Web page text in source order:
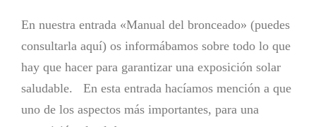
En nuestra entrada «Manual del bronceado» (puedes
consultarla aquí) os informábamos sobre todo lo que
hay que hacer para garantizar una exposición solar
saludable. En esta entrada hacíamos mención a que
uno de los aspectos más importantes, para una